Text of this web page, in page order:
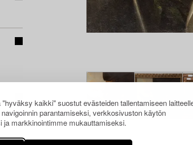
"hyväksy kaikki" suostut evästeiden tallentamiseen
parantamiseksi, verkkosivuston käytön
ja markkinointimme mukauttamiseksi.